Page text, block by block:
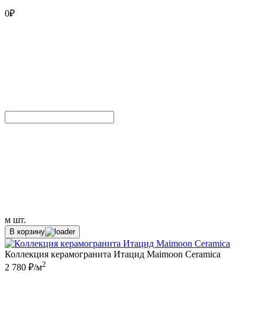
0₽
м шт.
В корзину
Коллекция керамогранита Итацид Maimoon Ceramica
2 780 ₽/м2